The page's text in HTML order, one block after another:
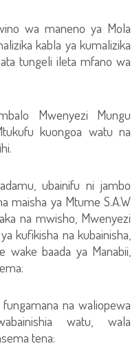
wa maneno ya Mola
kabla ya kumalizika
tungeli ileta mfano wa
Mwenyezi Mungu
kuongoa watu na
ubainifu ni jambo
maisha ya Mtume S.A.W
na mwisho, Mwenyezi
kufikisha na kubainisha,
wake baada ya Manabii,
na waliopewa
watu, wala
tena: